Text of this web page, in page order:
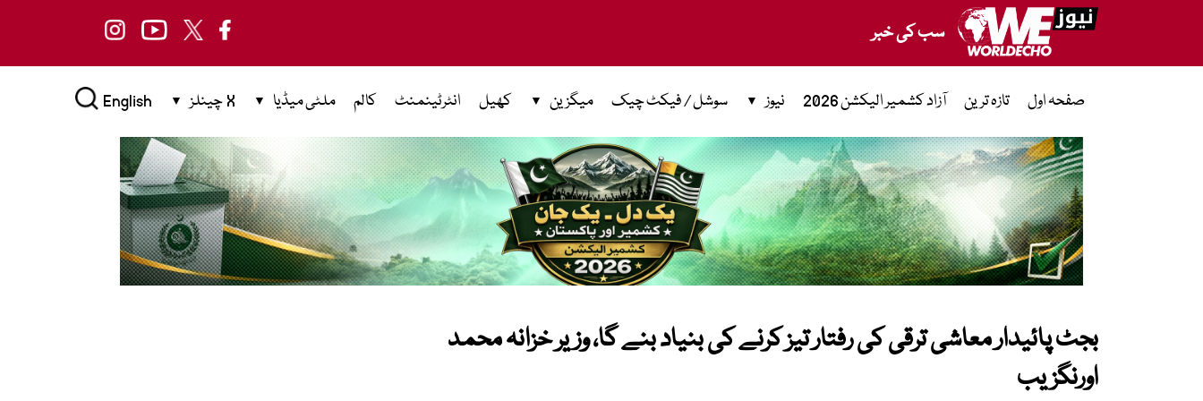
سب کی خبر
صفحہ اول تازہ ترین آزاد کشمیر الیکشن 2026 نیوز سوشل / فیکٹ چیک میگزین کھیل انٹرٹینمنٹ کالم ملٹی میڈیا X چینلز English
بجٹ پائیدار معاشی ترقی کی رفتار تیز کرنے کی بنیاد بنے گا، وزیر خزانہ محمد
اورنگزیب